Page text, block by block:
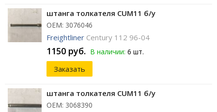
штанга толкателя CUM11 б/у
ОЕМ: 3076046
Freightliner Century 112 96-04
1150 руб. В наличии: 6 шт.
Заказать
штанга толкателя CUM11 б/у
ОЕМ: 3068390